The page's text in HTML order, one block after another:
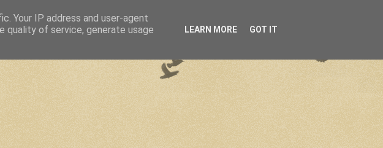
Your IP address and user-agent
quality of service, generate usage
LEARN MORE GOT IT